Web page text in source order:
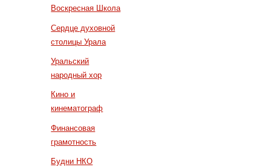
Воскресная Школа
Сердце духовной
столицы Урала
Уральский
народный хор
Кино и
кинематограф
Финансовая
грамотность
Будни НКО